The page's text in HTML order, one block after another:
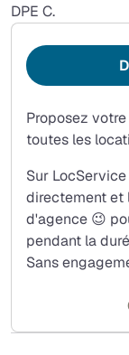
DPE C.
Proposez
toutes les
Sur
directement et
d'agence 😉
pendant la
Sans